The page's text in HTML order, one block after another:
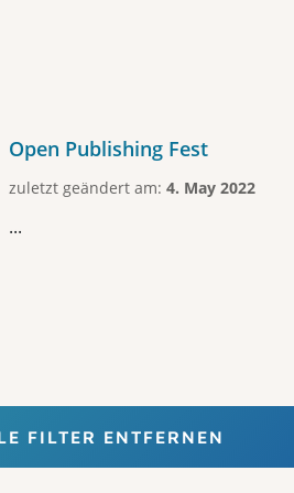
Open Publishing Fest
zuletzt geändert am: 4. May 2022
...
FILTER ENTFERNEN